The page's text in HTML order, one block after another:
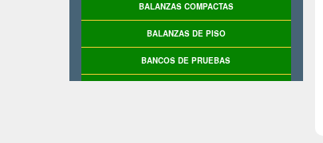
BALANZAS COMPACTAS
BALANZAS DE PISO
BANCOS DE PRUEBAS